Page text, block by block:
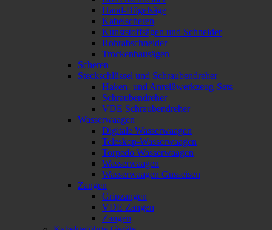
Hand-Bügelsäge
Kabelscheren
Kunststoffsägen und Schneider
Rohrabschneider
Trockenbausägen
Scheren
Steckschlüssel und Schraubendreher
Haken- und Anreißwerkzeug-Sets
Schraubendreher
VDE Schraubendreher
Wasserwaagen
Digitale Wasserwaagen
Teleskop-Wasserwaagen
Torpedo Wasserwaagen
Wasserwaagen
Wasserwaagen Gusseisen
Zangen
Gripzangen
VDE Zangen
Zangen